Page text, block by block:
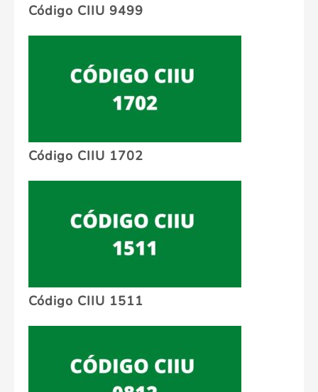
Código CIIU 9499
Código CIIU 1702
Código CIIU 1511